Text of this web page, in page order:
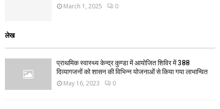
March 1, 2025 0
लेख
प्राथमिक स्वास्थ्य केन्द्र कुण्डा में आयोजित शिविर में 388
दिव्यागजनों को शासन की विभिन्न योजनाओं से किया गया लाभान्वित
May 16, 2023 0